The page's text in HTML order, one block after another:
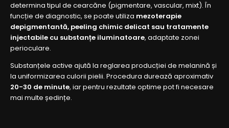
determina tipul de cearcăne (pigmentare, vascular, mixt). În
funcție de diagnostic, se poate utiliza mezoterapie
depigmentantă, peeling chimic delicat sau tratamente
injectabile cu substanțe iluminatoare, adaptate zonei
perioculare.
Substanțele active ajută la reglarea producției de melanină și
la uniformizarea culorii pielii. Procedura durează aproximativ
20-30 de minute, iar pentru rezultate optime pot fi necesare
mai multe ședințe.